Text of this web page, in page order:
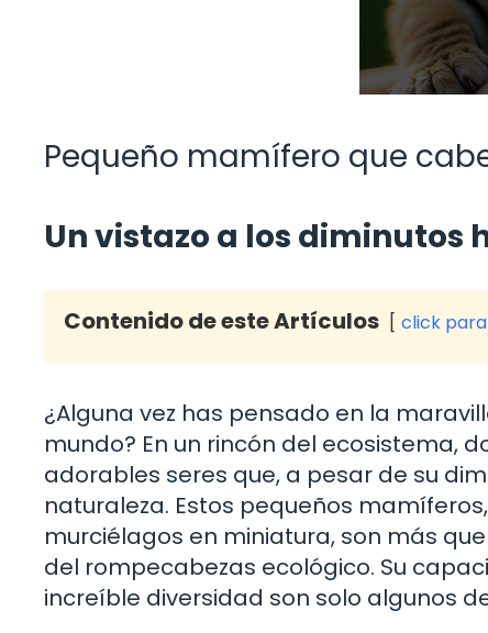
Pequeño mamífero que
Un vistazo a los
Contenido de este Artículos click
¿Alguna vez has pensado en la
mundo? En un rincón del ecosistema,
adorables seres que, a pesar de su
naturaleza. Estos pequeños
murciélagos en miniatura, son más
del rompecabezas ecológico. Su
increíble diversidad son solo algunos